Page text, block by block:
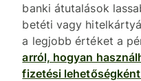
banki átutalások
betéti vagy
a legjobb értéket a
arról, hogyan
fizetési